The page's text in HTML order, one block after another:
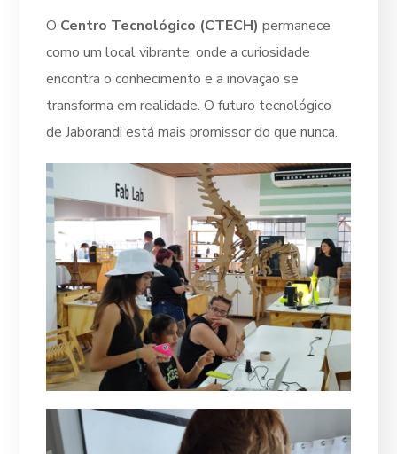
O Centro Tecnológico (CTECH) permanece
como um local vibrante, onde a curiosidade
encontra o conhecimento e a inovação se
transforma em realidade. O futuro tecnológico
de Jaborandi está mais promissor do que nunca.